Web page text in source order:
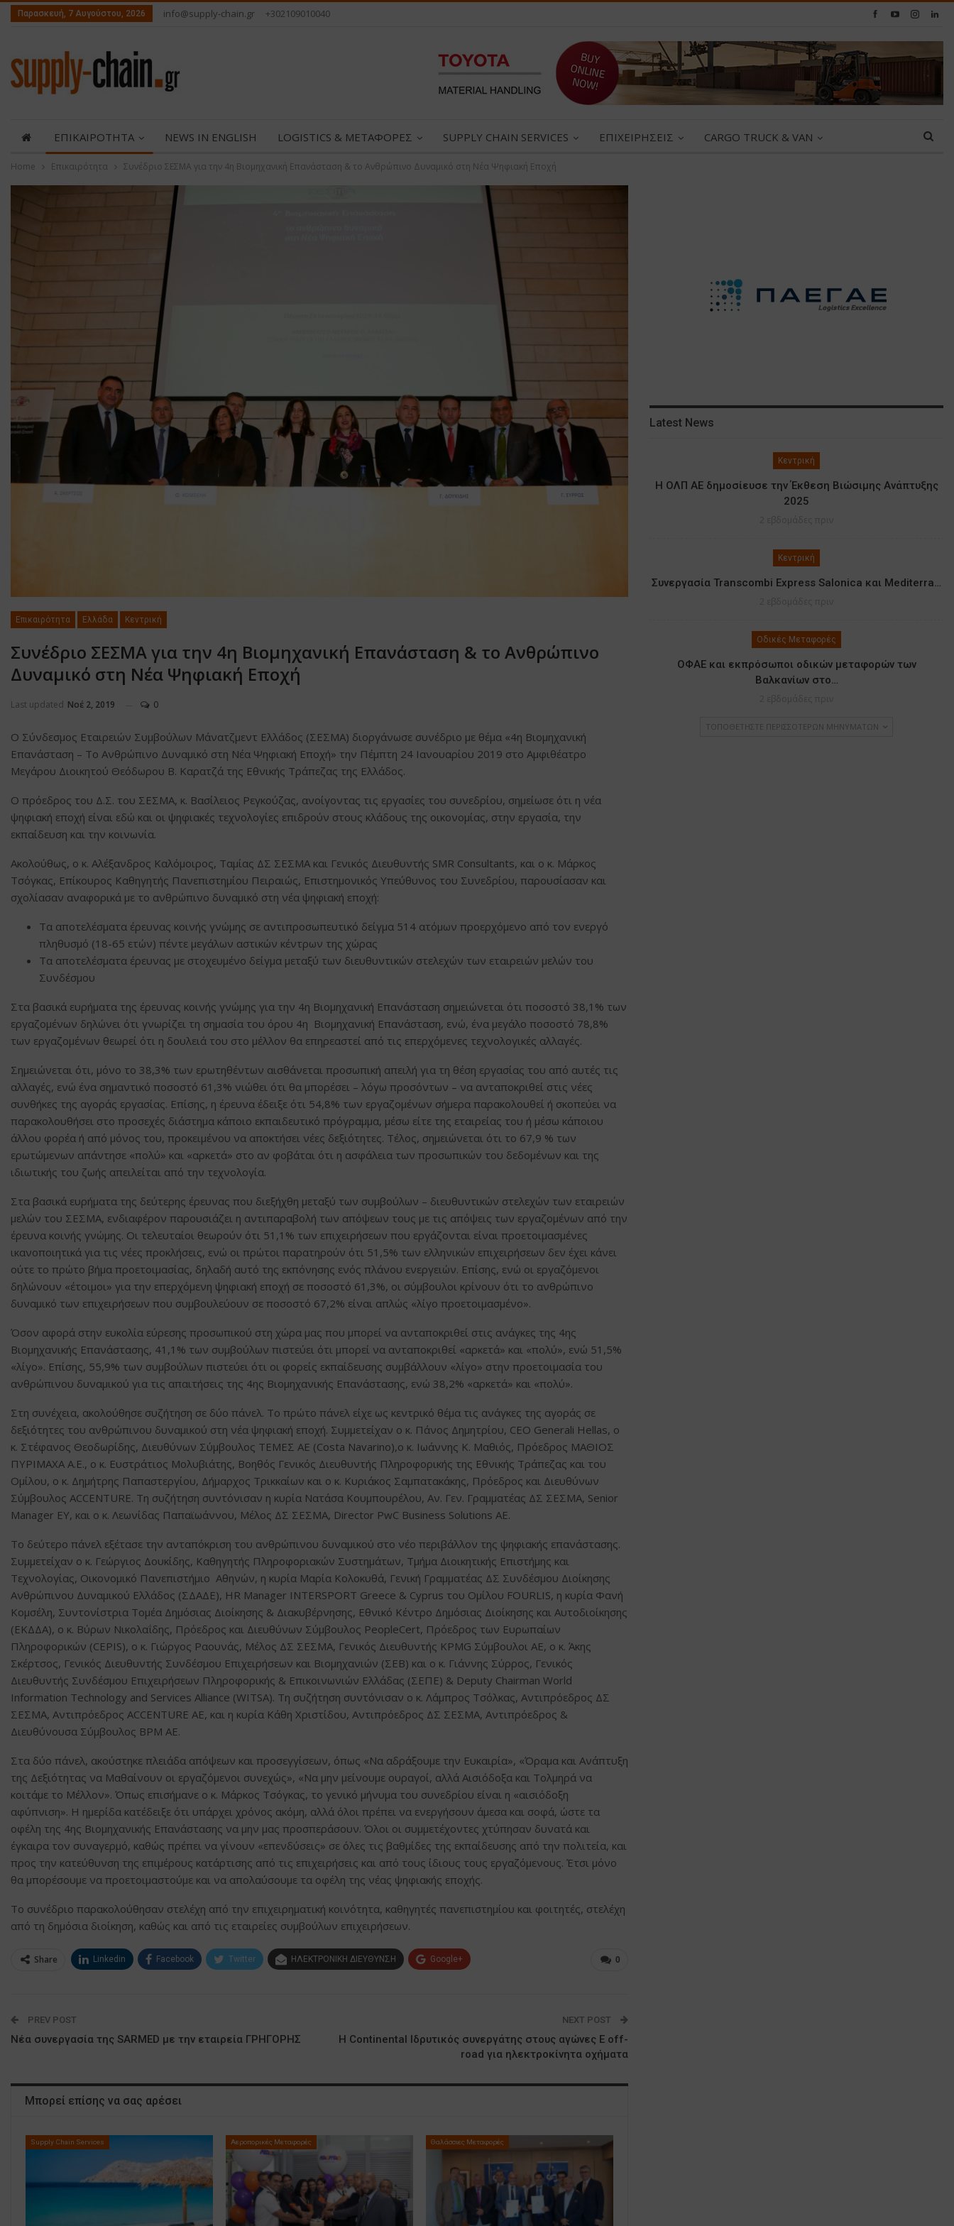
Παρασκευή, 7 Αυγούστου, 2026 info@supply-chain.gr +302109010040
ΕΠΙΚΑΙΡΟΤΗΤΑ NEWS IN ENGLISH LOGISTICS & ΜΕΤΑΦΟΡΕΣ SUPPLY CHAIN SERVICES ΕΠΙΧΕΙΡΗΣΕΙΣ CARGO TRUCK & VAN
ABOUT US ΕΠΙΚΟΙΝΩΝΙΑ
Home Επικαιρότητα Συνέδριο ΣΕΣΜΑ για την 4η Βιομηχανική Επανάσταση & το Ανθρώπινο Δυναμικό στη Νέα Ψηφιακή Εποχή
Επικαιρότητα Ελλάδα Κεντρική
Συνέδριο ΣΕΣΜΑ για την 4η Βιομηχανική Επανάσταση & το Ανθρώπινο
Δυναμικό στη Νέα Ψηφιακή Εποχή
Last updated Νοέ 2, 2019 0
Ο Σύνδεσμος Εταιρειών Συμβούλων Μάνατζμεντ Ελλάδος (ΣΕΣΜΑ) διοργάνωσε συνέδριο με θέμα «4η Βιομηχανική
Επανάσταση – Το Ανθρώπινο Δυναμικό στη Νέα Ψηφιακή Εποχή» την Πέμπτη 24 Ιανουαρίου 2019 στο Αμφιθέατρο
Μεγάρου Διοικητού Θεόδωρου Β. Καρατζά της Εθνικής Τράπεζας της Ελλάδος.
O πρόεδρος του Δ.Σ. του ΣΕΣΜΑ, κ. Βασίλειος Ρεγκούζας, ανοίγοντας τις εργασίες του συνεδρίου, σημείωσε ότι η νέα
ψηφιακή εποχή είναι εδώ και οι ψηφιακές τεχνολογίες επιδρούν στους κλάδους της οικονομίας, στην εργασία, την
εκπαίδευση και την κοινωνία.
Ακολούθως, ο κ. Αλέξανδρος Καλόμοιρος, Ταμίας ΔΣ ΣΕΣΜΑ και Γενικός Διευθυντής SMR Consultants, και ο κ. Μάρκος
Τσόγκας, Επίκουρος Καθηγητής Πανεπιστημίου Πειραιώς, Επιστημονικός Υπεύθυνος του Συνεδρίου, παρουσίασαν και
σχολίασαν αναφορικά με το ανθρώπινο δυναμικό στη νέα ψηφιακή εποχή:
Τα αποτελέσματα έρευνας κοινής γνώμης σε αντιπροσωπευτικό δείγμα 514 ατόμων προερχόμενο από τον ενεργό
πληθυσμό (18-65 ετών) πέντε μεγάλων αστικών κέντρων της χώρας
Τα αποτελέσματα έρευνας με στοχευμένο δείγμα μεταξύ των διευθυντικών στελεχών των εταιρειών μελών του
Συνδέσμου
Στα βασικά ευρήματα της έρευνας κοινής γνώμης για την 4η Βιομηχανική Επανάσταση σημειώνεται ότι ποσοστό 38,1% των
εργαζομένων δηλώνει ότι γνωρίζει τη σημασία του όρου 4η Βιομηχανική Επανάσταση, ενώ, ένα μεγάλο ποσοστό 78,8%
των εργαζομένων θεωρεί ότι η δουλειά του στο μέλλον θα επηρεαστεί από τις επερχόμενες τεχνολογικές αλλαγές.
Σημειώνεται ότι, μόνο το 38,3% των ερωτηθέντων αισθάνεται προσωπική απειλή για τη θέση εργασίας του από αυτές τις
αλλαγές, ενώ ένα σημαντικό ποσοστό 61,3% νιώθει ότι θα μπορέσει – λόγω προσόντων – να ανταποκριθεί στις νέες
συνθήκες της αγοράς εργασίας. Επίσης, η έρευνα έδειξε ότι 54,8% των εργαζομένων σήμερα παρακολουθεί ή σκοπεύει να
παρακολουθήσει στο προσεχές διάστημα κάποιο εκπαιδευτικό πρόγραμμα, μέσω είτε της εταιρείας του ή μέσω κάποιου
άλλου φορέα ή από μόνος του, προκειμένου να αποκτήσει νέες δεξιότητες. Τέλος, σημειώνεται ότι το 67,9 % των
ερωτώμενων απάντησε «πολύ» και «αρκετά» στο αν φοβάται ότι η ασφάλεια των προσωπικών του δεδομένων και της
ιδιωτικής του ζωής απειλείται από την τεχνολογία.
Στα βασικά ευρήματα της δεύτερης έρευνας που διεξήχθη μεταξύ των συμβούλων – διευθυντικών στελεχών των εταιρειών
μελών του ΣΕΣΜΑ, ενδιαφέρον παρουσιάζει η αντιπαραβολή των απόψεων τους με τις απόψεις των εργαζομένων από την
έρευνα κοινής γνώμης. Οι τελευταίοι θεωρούν ότι 51,1% των επιχειρήσεων που εργάζονται είναι προετοιμασμένες
ικανοποιητικά για τις νέες προκλήσεις, ενώ οι πρώτοι παρατηρούν ότι 51,5% των ελληνικών επιχειρήσεων δεν έχει κάνει
ούτε το πρώτο βήμα προετοιμασίας, δηλαδή αυτό της εκπόνησης ενός πλάνου ενεργειών. Επίσης, ενώ οι εργαζόμενοι
δηλώνουν «έτοιμοι» για την επερχόμενη ψηφιακή εποχή σε ποσοστό 61,3%, οι σύμβουλοι κρίνουν ότι το ανθρώπινο
δυναμικό των επιχειρήσεων που συμβουλεύουν σε ποσοστό 67,2% είναι απλώς «λίγο προετοιμασμένο».
Όσον αφορά στην ευκολία εύρεσης προσωπικού στη χώρα μας που μπορεί να ανταποκριθεί στις ανάγκες της 4ης
Βιομηχανικής Επανάστασης, 41,1% των συμβούλων πιστεύει ότι μπορεί να ανταποκριθεί «αρκετά» και «πολύ», ενώ 51,5%
«λίγο». Επίσης, 55,9% των συμβούλων πιστεύει ότι οι φορείς εκπαίδευσης συμβάλλουν «λίγο» στην προετοιμασία του
ανθρώπινου δυναμικού για τις απαιτήσεις της 4ης Βιομηχανικής Επανάστασης, ενώ 38,2% «αρκετά» και «πολύ».
Στη συνέχεια, ακολούθησε συζήτηση σε δύο πάνελ. Το πρώτο πάνελ είχε ως κεντρικό θέμα τις ανάγκες της αγοράς σε
δεξιότητες του ανθρώπινου δυναμικού στη νέα ψηφιακή εποχή. Συμμετείχαν ο κ. Πάνος Δημητρίου, CEO Generali Hellas, o
κ. Στέφανος Θεοδωρίδης, Διευθύνων Σύμβουλος ΤΕΜΕΣ ΑΕ (Costa Navarino),ο κ. Ιωάννης Κ. Μαθιός, Πρόεδρος ΜΑΘΙΟΣ
ΠΥΡΙΜΑΧΑ Α.Ε., ο κ. Ευστράτιος Μολυβιάτης, Βοηθός Γενικός Διευθυντής Πληροφορικής της Εθνικής Τράπεζας και του
Ομίλου, ο κ. Δημήτρης Παπαστεργίου, Δήμαρχος Τρικκαίων και ο κ. Κυριάκος Σαμπατακάκης, Πρόεδρος και Διευθύνων
Σύμβουλος ACCENTURE. Τη συζήτηση συντόνισαν η κυρία Νατάσα Κουμπουρέλου, Αν. Γεν. Γραμματέας ΔΣ ΣΕΣΜΑ, Senior
Manager EY, και ο κ. Λεωνίδας Παπαϊωάννου, Μέλος ΔΣ ΣΕΣΜΑ, Director PwC Business Solutions AE.
Το δεύτερο πάνελ εξέτασε την ανταπόκριση του ανθρώπινου δυναμικού στο νέο περιβάλλον της ψηφιακής επανάστασης.
Συμμετείχαν ο κ. Γεώργιος Δουκίδης, Καθηγητής Πληροφοριακών Συστημάτων, Τμήμα Διοικητικής Επιστήμης και
Τεχνολογίας, Οικονομικό Πανεπιστήμιο Αθηνών, η κυρία Μαρία Κολοκυθά, Γενική Γραμματέας ΔΣ Συνδέσμου Διοίκησης
Ανθρώπινου Δυναμικού Ελλάδος (ΣΔΑΔΕ), HR Manager INTERSPORT Greece & Cyprus του Ομίλου FOURLIS, η κυρία Φανή
Κομσέλη, Συντονίστρια Τομέα Δημόσιας Διοίκησης & Διακυβέρνησης, Εθνικό Κέντρο Δημόσιας Διοίκησης και Αυτοδιοίκησης
(ΕΚΔΔΑ), ο κ. Βύρων Νικολαΐδης, Πρόεδρος και Διευθύνων Σύμβουλος PeopleCert, Πρόεδρος των Ευρωπαίων
Πληροφορικών (CEPIS), ο κ. Γιώργος Ραουνάς, Μέλος ΔΣ ΣΕΣΜΑ, Γενικός Διευθυντής KPMG Σύμβουλοι ΑΕ, ο κ. Άκης
Σκέρτσος, Γενικός Διευθυντής Συνδέσμου Επιχειρήσεων και Βιομηχανιών (ΣΕΒ) και ο κ. Γιάννης Σύρρος, Γενικός
Διευθυντής Συνδέσμου Επιχειρήσεων Πληροφορικής & Επικοινωνιών Ελλάδας (ΣΕΠΕ) & Deputy Chairman World
Information Technology and Services Alliance (WITSA). Τη συζήτηση συντόνισαν ο κ. Λάμπρος Τσόλκας, Αντιπρόεδρος ΔΣ
ΣΕΣΜΑ, Αντιπρόεδρος ACCENTURE ΑΕ, και η κυρία Κάθη Χριστίδου, Αντιπρόεδρος ΔΣ ΣΕΣΜΑ, Αντιπρόεδρος &
Διευθύνουσα Σύμβουλος ΒΡΜ ΑΕ.
Στα δύο πάνελ, ακούστηκε πλειάδα απόψεων και προσεγγίσεων, όπως «Να αδράξουμε την Ευκαιρία», «Όραμα και Ανάπτυξη
της Δεξιότητας να Μαθαίνουν οι εργαζόμενοι συνεχώς», «Να μην μείνουμε ουραγοί, αλλά Αισιόδοξα και Τολμηρά να
κοιτάμε το Μέλλον». Όπως επισήμανε ο κ. Μάρκος Τσόγκας, το γενικό μήνυμα του συνεδρίου είναι η «αισιόδοξη
αφύπνιση». Η ημερίδα κατέδειξε ότι υπάρχει χρόνος ακόμη, αλλά όλοι πρέπει να ενεργήσουν άμεσα και σοφά, ώστε τα
οφέλη της 4ης Βιομηχανικής Επανάστασης να μην μας προσπεράσουν. Όλοι οι συμμετέχοντες χτύπησαν δυνατά και
έγκαιρα τον συναγερμό, καθώς πρέπει να γίνουν «επενδύσεις» σε όλες τις βαθμίδες της εκπαίδευσης από την πολιτεία, και
προς την κατεύθυνση της επιμέρους κατάρτισης από τις επιχειρήσεις και από τους ίδιους τους εργαζόμενους. Έτσι μόνο
θα μπορέσουμε να προετοιμαστούμε και να απολαύσουμε τα οφέλη της νέας ψηφιακής εποχής.
Το συνέδριο παρακολούθησαν στελέχη από την επιχειρηματική κοινότητα, καθηγητές πανεπιστημίου και φοιτητές, στελέχη
από τη δημόσια διοίκηση, καθώς και από τις εταιρείες συμβούλων επιχειρήσεων.
0
Share Linkedin Facebook Twitter ΗΛΕΚΤΡΟΝΙΚΗ ΔΙΕΥΘΥΝΣΗ Google+
PREV POST
Νέα συνεργασία της SARMED με την εταιρεία ΓΡΗΓΟΡΗΣ
NEXT POST
Η Continental Ιδρυτικός συνεργάτης στους αγώνες E off-
road για ηλεκτροκίνητα οχήματα
Μπορεί επίσης να σας αρέσει
Supply Chain Services Αεροπορικές Μεταφορές Θαλάσσιες Μεταφορές
Latest News
Κεντρική
Η ΟΛΠ ΑΕ δημοσίευσε την Έκθεση Βιώσιμης Ανάπτυξης
2025
Κεντρική
Συνεργασία Transcombi Express Salonica και Mediterra…
Οδικές Μεταφορές
ΟΦΑΕ και εκπρόσωποι οδικών μεταφορών των
Βαλκανίων στο…
ΤΟΠΟΘΕΤΉΣΤΕ ΠΕΡΙΣΣΌΤΕΡΩΝ ΜΗΝΥΜΆΤΩΝ